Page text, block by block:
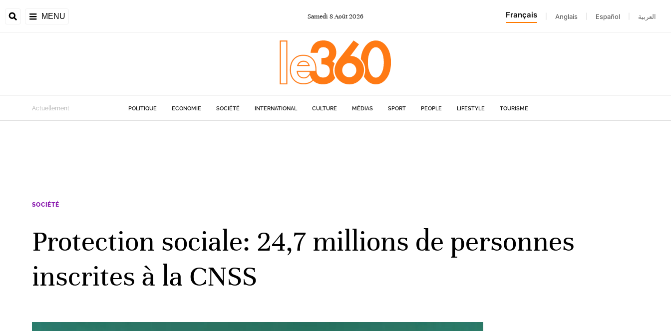
MENU Samedi 8Août2026 Français Anglais Español العربية
Actuellement POLITIQUE ECONOMIE SOCIÉTÉ INTERNATIONAL CULTURE MÉDIAS SPORT PEOPLE LIFESTYLE TOURISME
SOCIÉTÉ
Protection sociale: 24,7 millions de personnes
inscrites à la CNSS